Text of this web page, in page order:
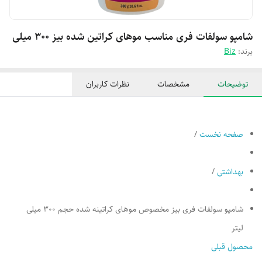
شامپو سولفات فری مناسب موهای کراتین شده بیز ۳۰۰ میلی
برند: Biz
توضیحات مشخصات نظرات کاربران
صفحه نخست/
بهداشتی/
شامپو سولفات فری بیز مخصوص موهای کراتینه شده حجم 300 میلی
لیتر
محصول قبلی